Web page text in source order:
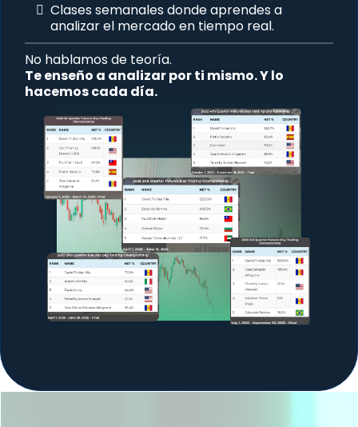
Clases semanales dondeaprendesa
analizar el mercado en tiempo real.
No hablamos de teoría.
Te enseño a analizar por ti mismo. Y lo
hacemos cada día.